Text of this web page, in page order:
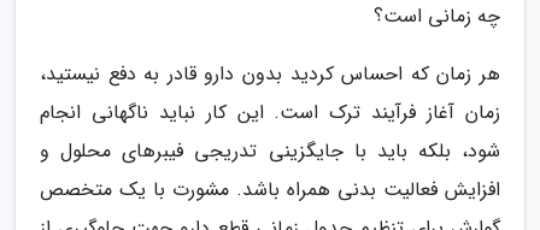
چه زمانی است؟
هر زمان که احساس کردید بدون دارو قادر به دفع نیستید،
زمان آغاز فرآیند ترک است. این کار نباید ناگهانی انجام
شود، بلکه باید با جایگزینی تدریجی فیبرهای محلول و
افزایش فعالیت بدنی همراه باشد. مشورت با یک متخصص